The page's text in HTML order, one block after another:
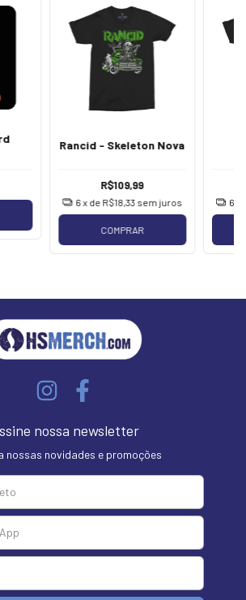
Rancid - Skeleton Nova
R$109,99
6x de R$18,33 sem juros
COMPRAR
6
nossa newsletter
nossas novidades e promoções